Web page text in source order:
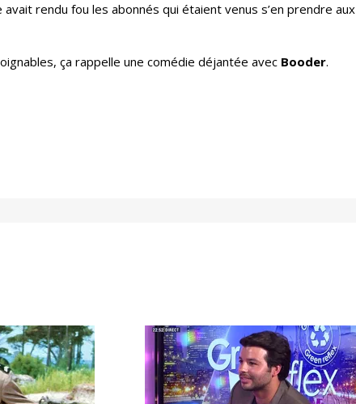
rendu fou les abonnés qui étaient venus s’en prendre aux
ça rappelle une comédie déjantée avec Booder.